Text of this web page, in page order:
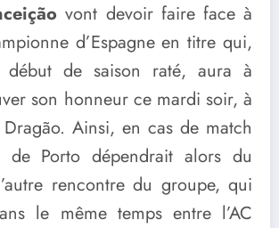
vont devoir faire face à
d’Espagne en titre qui,
début de saison raté, aura à
son honneur ce mardi soir, à
Dragão. Ainsi, en cas de match
Porto dépendrait alors du
rencontre du groupe, qui
le même temps entre l’AC